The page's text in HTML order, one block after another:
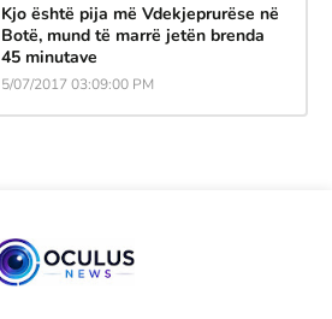
Kjo është pija më Vdekjeprurëse në
Botë, mund të marrë jetën brenda
45 minutave
5/07/2017 03:09:00 PM